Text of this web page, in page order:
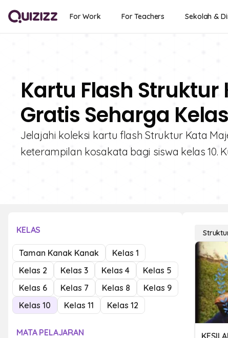
For Work For Teachers Sekolah &
Kartu Flash
Gratis Seharga
Jelajahi koleksi kartu flash Struktur Kata
keterampilan kosakata bagi siswa kelas 10.
KELAS
Taman Kanak Kanak
Kelas 1
Kelas 2
Kelas 3 Kelas 4
Kelas 5
Kelas 6
Kelas 7 Kelas 8
Kelas 9
Kelas 10
Kelas 11 Kelas 12
MATA PELAJARAN